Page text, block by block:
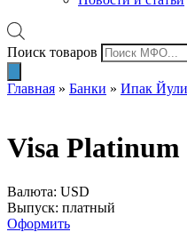
Поиск товаров
Главная » Банки » Ипак
Visa
Валюта: USD
Выпуск: платный
Оформить